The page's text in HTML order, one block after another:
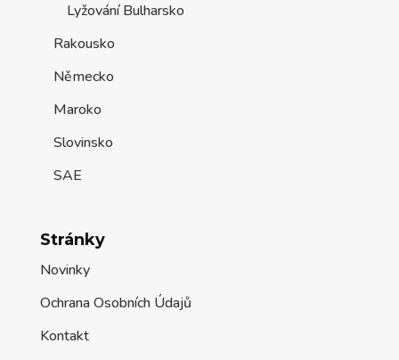
Lyžování Bulharsko
Rakousko
Německo
Maroko
Slovinsko
SAE
Stránky
Novinky
Ochrana Osobních Údajů
Kontakt